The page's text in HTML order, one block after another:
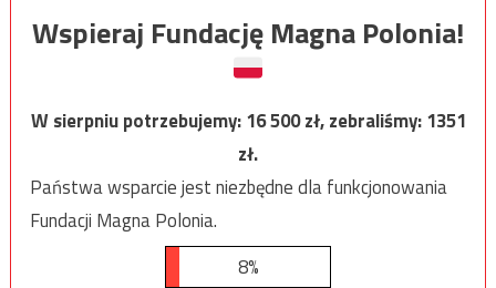
Wspieraj Fundację Magna Polonia!
W sierpniu potrzebujemy:16 500zł, zebraliśmy:1351
zł.
Państwa wsparcie jest niezbędne dla funkcjonowania
Fundacji Magna Polonia.
8%